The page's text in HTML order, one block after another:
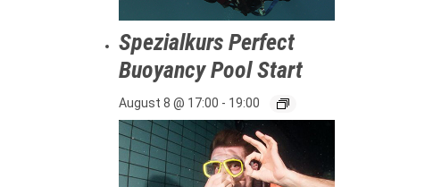
Spezialkurs Perfect
Buoyancy Pool Start
August 8 @ 17:00 - 19:00